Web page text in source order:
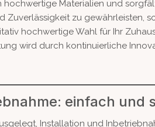
Materialien und
Zuverlässigkeit zu gewährleisten,
hochwertige Wahl für Ihr
wird durch kontinuierliche
einfach und
Installation und